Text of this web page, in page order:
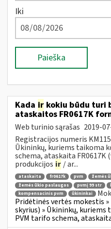
Iki
Paieška
Kada ir kokiu būdu turi
ataskaitos FR0617K
Web turinio sąrašas 2019-
Registracijos numeris
Ūkininkų, kuriems taikoma
schema, ataskaita FR0617K
produkcijos ir / ar...
ataskaita fr0617k pvm
žemės
žemės ūkio paslaugos
pvmį 99 str
kompensacinis pvm
ūkininkai
Pridėtinės vertės mokestis »
skyrius) » Ūkininkų,
PVM tarifo schema,